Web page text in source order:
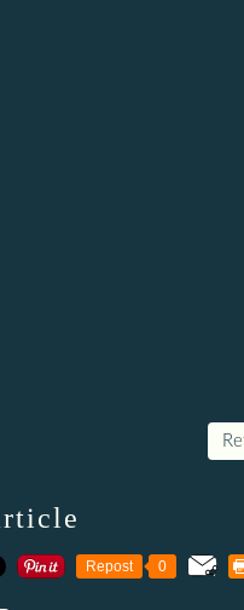
Repost 0